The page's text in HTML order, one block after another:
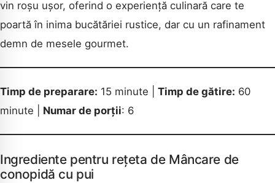
vin roșu ușor, oferind o experiență culinară care te
poartă în inima bucătăriei rustice, dar cu un rafinament
demn de mesele gourmet.
Timp de preparare: 15 minute | Timp de gătire: 60
minute | Numar de porții: 6
Ingrediente pentru rețeta de Mâncare de
conopidă cu pui